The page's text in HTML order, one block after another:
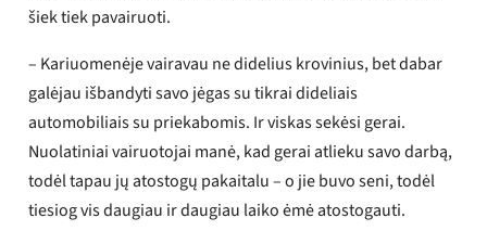
šiek tiek pavairuoti.
– Kariuomenėje vairavau ne didelius krovinius, bet dabar
galėjau išbandyti savo jėgas su tikrai dideliais
automobiliais su priekabomis. Ir viskas sekėsi gerai.
Nuolatiniai vairuotojai manė, kad gerai atlieku savo darbą,
todėl tapau jų atostogų pakaitalu – o jie buvo seni, todėl
tiesiog vis daugiau ir daugiau laiko ėmė atostogauti.